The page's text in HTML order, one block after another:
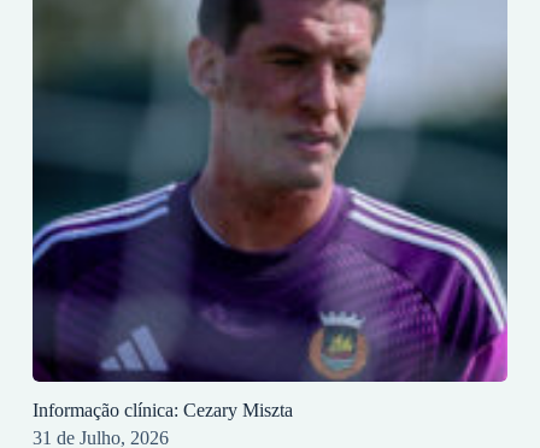
Informação clínica: Cezary Miszta
31 de Julho, 2026